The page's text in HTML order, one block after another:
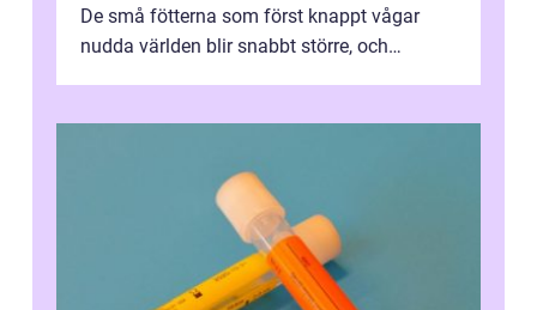
De små fötterna som först knappt vågar
nudda världen blir snabbt större, och